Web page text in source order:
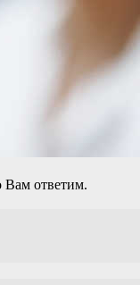
Вам ответим.